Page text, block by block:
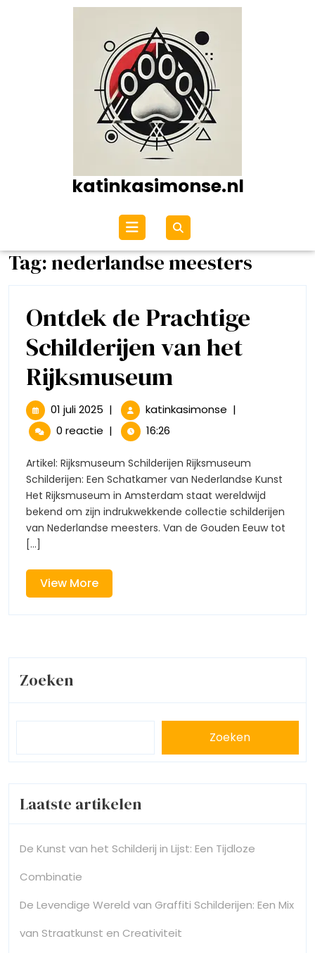
katinkasimonse.nl
Open
menu
Tag:nederlandse meesters
Ontdek de Prachtige
Schilderijen van het
RijksmuseumOntdek
de
Schilderijen
van
het
01 juli 2025 01
juli
2025
| katinkasimonse Ontdek
van
het
Rijksmuseum
|
0 reactie | 16:26
Artikel: Rijksmuseum Schilderijen Rijksmuseum
Schilderijen: Een Schatkamer van Nederlandse Kunst
Het Rijksmuseum in Amsterdam staat wereldwijd
bekend om zijn indrukwekkende collectie schilderijen
van Nederlandse meesters. Van de Gouden Eeuw tot
[...]
View MoreView
More
Zoeken
Zoeken
Laatste artikelen
De Kunst van het Schilderij in Lijst: Een Tijdloze
Combinatie
De Levendige Wereld van Graffiti Schilderijen: Een Mix
van Straatkunst en Creativiteit